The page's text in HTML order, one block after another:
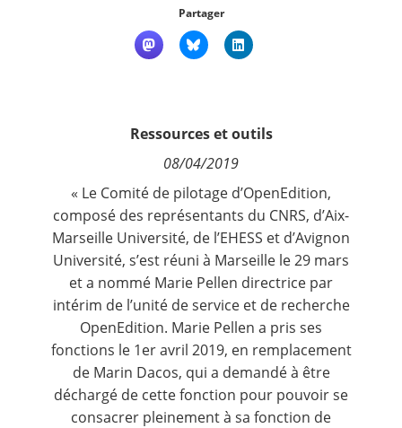
Nous suivre
Partager
Ressources et outils
08/04/2019
« Le Comité de pilotage d’OpenEdition,
composé des représentants du CNRS, d’Aix-
Marseille Université, de l’EHESS et d’Avignon
Université, s’est réuni à Marseille le 29 mars
et a nommé Marie Pellen directrice par
intérim de l’unité de service et de recherche
OpenEdition. Marie Pellen a pris ses
fonctions le 1er avril 2019, en remplacement
de Marin Dacos, qui a demandé à être
déchargé de cette fonction pour pouvoir se
consacrer pleinement à sa fonction de